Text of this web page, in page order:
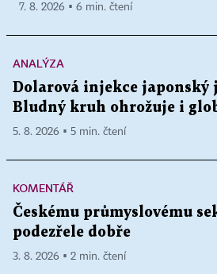
7. 8. 2026 ▪ 6 min. čtení
ANALÝZA
Dolarová injekce japonský
Bludný kruh ohrožuje i
5. 8. 2026 ▪ 5 min. čtení
KOMENTÁŘ
Českému průmyslovému
podezřele dobře
3. 8. 2026 ▪ 2 min. čtení